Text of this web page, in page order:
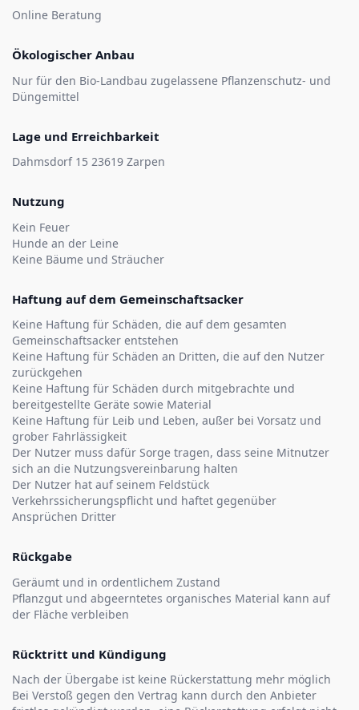
Online Beratung
Ökologischer Anbau
Nur für den Bio-Landbau zugelassene Pflanzenschutz- und
Düngemittel
Lage und Erreichbarkeit
Dahmsdorf 15 23619 Zarpen
Nutzung
Kein Feuer
Hunde an der Leine
Keine Bäume und Sträucher
Haftung auf dem Gemeinschaftsacker
Keine Haftung für Schäden, die auf dem gesamten
Gemeinschaftsacker entstehen
Keine Haftung für Schäden an Dritten, die auf den Nutzer
zurückgehen
Keine Haftung für Schäden durch mitgebrachte und
bereitgestellte Geräte sowie Material
Keine Haftung für Leib und Leben, außer bei Vorsatz und
grober Fahrlässigkeit
Der Nutzer muss dafür Sorge tragen, dass seine Mitnutzer
sich an die Nutzungsvereinbarung halten
Der Nutzer hat auf seinem Feldstück
Verkehrssicherungspflicht und haftet gegenüber
Ansprüchen Dritter
Rückgabe
Geräumt und in ordentlichem Zustand
Pflanzgut und abgeerntetes organisches Material kann auf
der Fläche verbleiben
Rücktritt und Kündigung
Nach der Übergabe ist keine Rückerstattung mehr möglich
Bei Verstoß gegen den Vertrag kann durch den Anbieter